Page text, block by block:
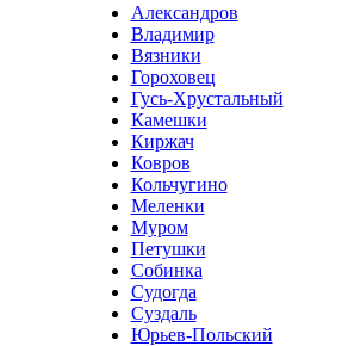
Александров
Владимир
Вязники
Гороховец
Гусь-Хрустальный
Камешки
Киржач
Ковров
Кольчугино
Меленки
Муром
Петушки
Собинка
Судогда
Суздаль
Юрьев-Польский